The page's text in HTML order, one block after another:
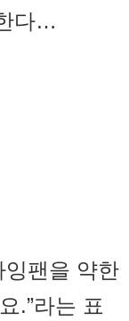
다…
잉팬을 약한
.”라는 표